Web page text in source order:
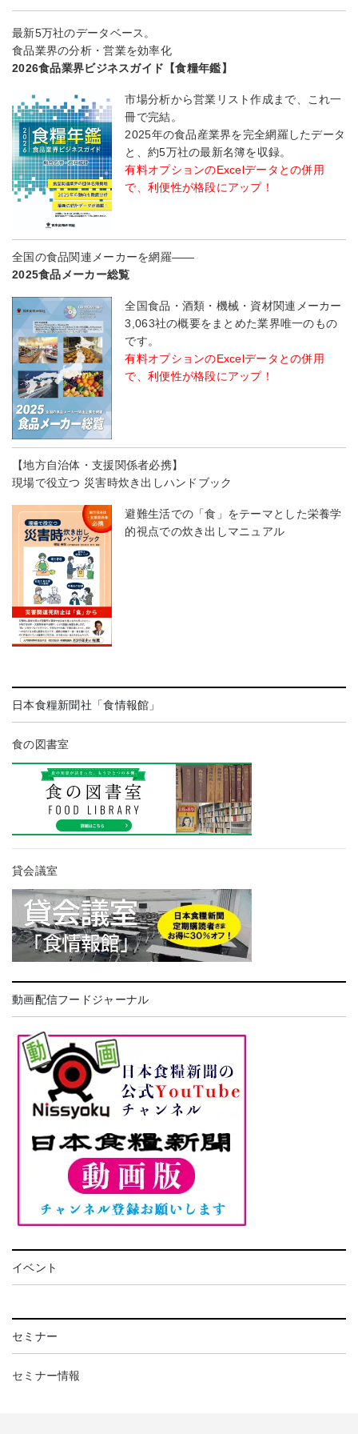
最新5万社のデータベース。
食品業界の分析・営業を効率化
2026食品業界ビジネスガイド【食糧年鑑】
市場分析から営業リスト作成まで、これ一
冊で完結。
2025年の食品産業界を完全網羅したデータ
と、約5万社の最新名簿を収録。
有料オプションのExcelデータとの併用
で、利便性が格段にアップ！
全国の食品関連メーカーを網羅――
2025食品メーカー総覧
全国食品・酒類・機械・資材関連メーカー
3,063社の概要をまとめた業界唯一のもの
です。
有料オプションのExcelデータとの併用
で、利便性が格段にアップ！
【地方自治体・支援関係者必携】
現場で役立つ 災害時炊き出しハンドブック
避難生活での「食」をテーマとした栄養学
的視点での炊き出しマニュアル
日本食糧新聞社「食情報館」
食の図書室
貸会議室
動画配信フードジャーナル
イベント
セミナー
セミナー情報